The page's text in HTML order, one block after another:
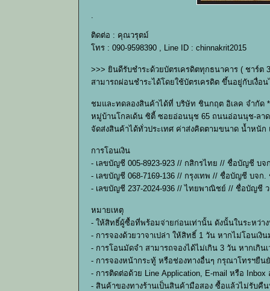
.
ติดต่อ : คุณวรุตม์
โทร : 090-9598390 , Line ID : chinnakrit2015
>>> ยินดีรับชำระด้วยบัตรเครดิตทุกธนาคาร ( ชาร์ต
สามารถผ่อนชำระได้โดยใช้บัตรเครดิต ขึ้นอยู่กับเงื่อ
ชมและทดลองสินค้าได้ที่ บริษัท ชินกฤต อิเลค จำกัด
หมู่บ้านโกลเด้น ซิตี้ ซอยอ่อนนุช 65 ถนนอ่อนนุช-ลาด
จัดส่งสินค้าได้ทั่วประเทศ ค่าส่งคิดตามขนาด น้ำหนัก
การโอนเงิน
- เลขบัญชี 005-8923-923 // กสิกรไทย // ชื่อบัญชี บจ
- เลขบัญชี 068-7169-136 // กรุงเทพ // ชื่อบัญชี บจก.
- เลขบัญชี 237-2024-936 // ไทยพาณิชย์ // ชื่อบัญชี
หมายเหตุ
- ให้สิทธิ์ผู้ซื้อที่พร้อมจ่ายก่อนเท่านั้น ดังนั้นในระหว่า
- การจองด้วยวาจาเปล่า ให้สิทธิ์ 1 วัน หากไม่โอนเ
- การโอนมัดจำ สามารถจองได้ไม่เกิน 3 วัน หากเกิน
- การจองหน้ากระทู้ หรือช่องทางอื่นๆ กรุณาโทรฯยืน
- การติดต่อด้วย Line Application, E-mail หรือ
- สินค้าของทางร้านเป็นสินค้ามือสอง ซื้อแล้วไม่รับ